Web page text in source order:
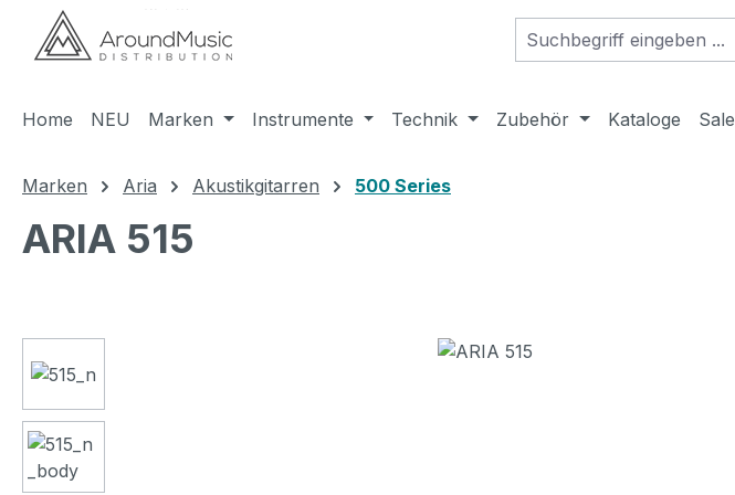
Hauptinhalt springen
Zur Suche springen
Zur Hauptnavigation springen
Home NEU Marken Instrumente Technik Zubehör Kataloge Sale
Marken Aria Akustikgitarren 500 Series
ARIA 515